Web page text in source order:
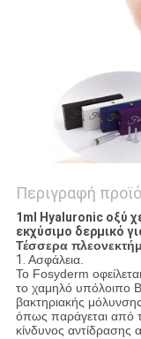
Περιγραφή
1ml Hyaluronic οξύ
εκχύσιμο δερμικό
Τέσσερα
1. Ασφάλεια.
Το Fosyderm
το χαμηλό υπόλοιπο
βακτηριακής
όπως παράγεται από
κίνδυνος αντίδρασης